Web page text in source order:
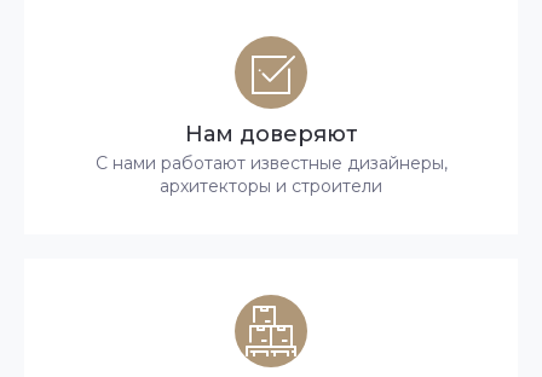
Нам доверяют
С нами работают известные дизайнеры,
архитекторы и строители